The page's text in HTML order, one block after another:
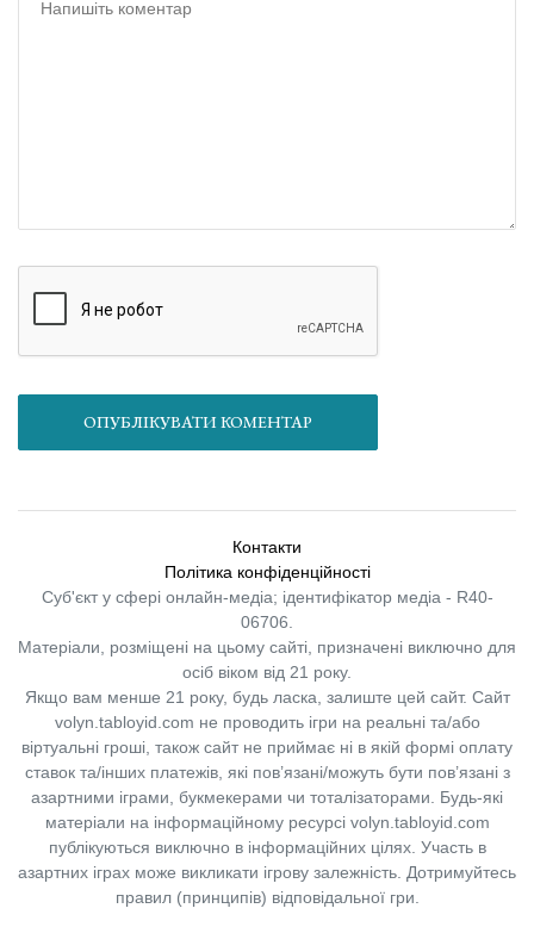
ОПУБЛІКУВАТИ КОМЕНТАР
Контакти
Політика конфіденційності
Суб'єкт у сфері онлайн-медіа; ідентифікатор медіа - R40-
06706.
Матеріали, розміщені на цьому сайті, призначені виключно для
осіб віком від 21 року.
Якщо вам менше 21 року, будь ласка, залиште цей сайт. Сайт
volyn.tabloyid.com не проводить ігри на реальні та/або
віртуальні гроші, також сайт не приймає ні в якій формі оплату
ставок та/інших платежів, які пов’язані/можуть бути пов’язані з
азартними іграми, букмекерами чи тоталізаторами. Будь-які
матеріали на інформаційному ресурсі volyn.tabloyid.com
публікуються виключно в інформаційних цілях. Участь в
азартних іграх може викликати ігрову залежність. Дотримуйтесь
правил (принципів) відповідальної гри.